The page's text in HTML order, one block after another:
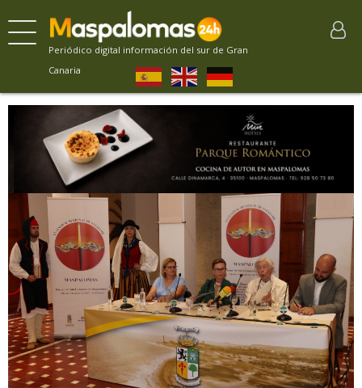
Periódico digital información del sur de Gran
Canaria